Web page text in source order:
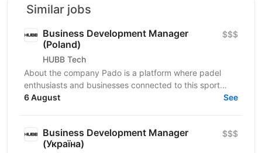
Similar jobs
Business Development Manager
(Poland)
HUBB Tech
$$$
About the company Pado is a platform where padel
enthusiasts and businesses connected to this sport
meet. We create a space for community growth,...
6 August See
Business Development Manager
(Україна)
$$$